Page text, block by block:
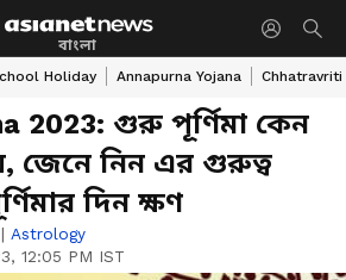
বাংলা
Holiday Annapurna Yojana Chhatravriti
2023: গুরু পূর্ণিমা কেন
জেনে নিন এর গুরুত্ব
দিন ক্ষণ
| Astrology
12:05 PM IST